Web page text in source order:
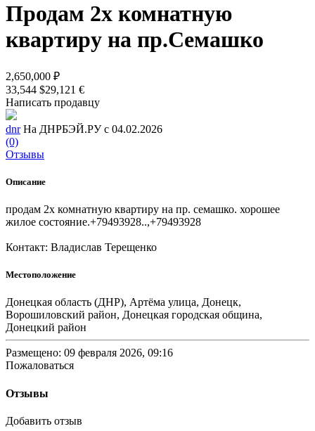
Продам 2х комнатную
квартиру на пр.Семашко
2,650,000 ₽
33,544 $29,121 €
Написать продавцу
dnr На ДНРБЭЙ.РУ с 04.02.2026
(0)
Отзывы
Описание
продам 2х комнатную квартиру на пр. семашко. хорошее
жилое состояние.+79493928..,+79493928
Контакт: Владислав Терещенко
Местоположение
Донецкая область (ДНР), Артёма улица, Донецк,
Ворошиловский район, Донецкая городская община,
Донецкий район
Размещено: 09 февраля 2026, 09:16
Пожаловаться
Отзывы
Добавить отзыв